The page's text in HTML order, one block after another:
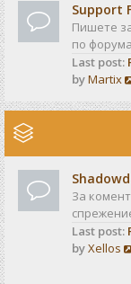
Support
Пишете
по
Last post:
byMartix
За
Last post:
byXellos